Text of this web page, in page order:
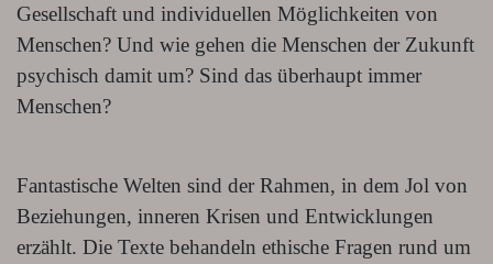
Gesellschaft und individuellen Möglichkeiten von
Menschen? Und wie gehen die Menschen der Zukunft
psychisch damit um? Sind das überhaupt immer
Menschen?
Fantastische Welten sind der Rahmen, in dem Jol von
Beziehungen, inneren Krisen und Entwicklungen
erzählt. Die Texte behandeln ethische Fragen rund um